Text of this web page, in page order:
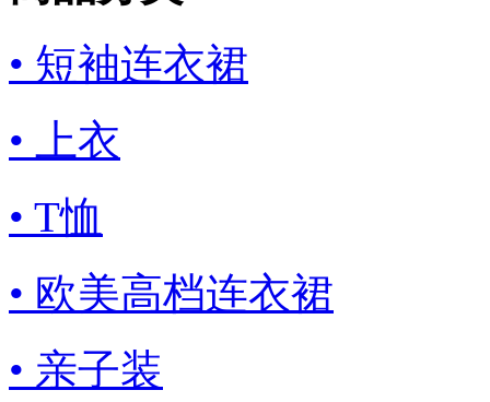
• 短袖连衣裙
• 上衣
• T恤
• 欧美高档连衣裙
• 亲子装